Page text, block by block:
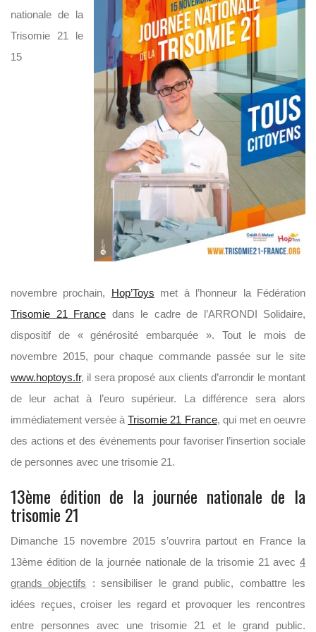
nationale de la
Trisomie 21 le
15
novembre prochain, Hop’Toys met à l’honneur la Fédération
Trisomie 21 France dans le cadre de l’ARRONDI Solidaire,
dispositif de « générosité embarquée ». Tout le mois de
novembre 2015, pour chaque commande passée sur le site
www.hoptoys.fr, il sera proposé aux clients d’arrondir le montant
de leur achat à l’euro supérieur. La différence sera alors
immédiatement versée àTrisomie 21 France, qui met en oeuvre
des actions et des événements pour favoriser l’insertion sociale
de personnes avec une trisomie 21.
13ème édition de la journée nationale de la
trisomie 21
Dimanche 15 novembre 2015 s’ouvrira partout en France la
13ème édition de la journée nationale de la trisomie 21 avec 4
grands objectifs : sensibiliser le grand public, combattre les
idées reçues, croiser les regard et provoquer les rencontres
entre personnes avec une trisomie 21 et le grand public.